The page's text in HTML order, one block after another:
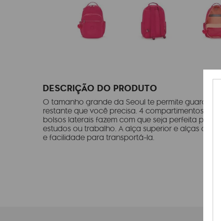
DESCRIÇÃO DO PRODUTO
O tamanho grande da Seoul te permite guardar
restante que você precisa. 4 compartimentos
bolsos laterais fazem com que seja perfeita para
estudos ou trabalho. A alça superior e alças de
e facilidade para transportá-la.